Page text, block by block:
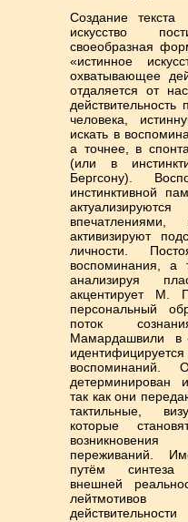
Создание
искусство
своеобразная
«истинное
охватывающее
отдаляется от
действительность
человека,
искать в
а точнее, в
(или в
Бергсону).
инстинктивной
впечатлениями,
активизируют
личности.
воспоминания, а
анализируя
акцентирует М.
персональный
поток
Мамардашвили в
воспоминаний.
детерминирован
так как они
тактильные,
которые
переживаний.
путём синтеза
внешней